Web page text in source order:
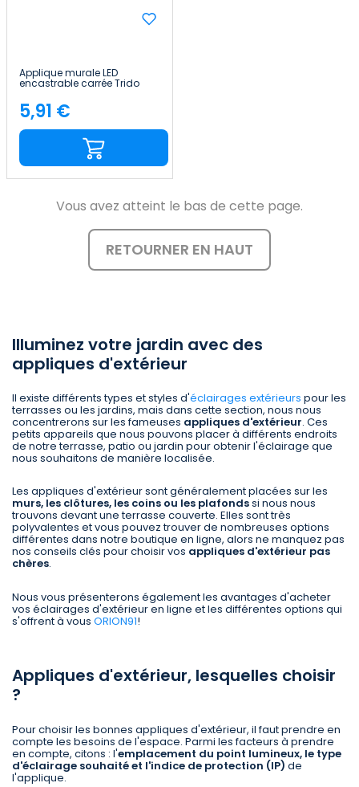
Applique murale LED
encastrable carrée Trido
8.5x8.5x5.3cm 4 000 K Noir
25 000 h SECOM
Price
5,91 €
Vous avez atteint le bas de cette page.
RETOURNER EN HAUT
Illuminez votre jardin avec des
appliques d'extérieur
Il existe différents types et styles d'éclairages extérieurs pour les
terrasses ou les jardins, mais dans cette section, nous nous
concentrerons sur les fameuses appliques d'extérieur. Ces
petits appareils que nous pouvons placer à différents endroits
de notre terrasse, patio ou jardin pour obtenir l'éclairage que
nous souhaitons de manière localisée.
Les appliques d'extérieur sont généralement placées sur les
murs, les clôtures, les coins ou les plafondssi nous nous
trouvons devant une terrasse couverte. Elles sont très
polyvalentes et vous pouvez trouver de nombreuses options
différentes dans notre boutique en ligne, alors ne manquez pas
nos conseils clés pour choisir vos appliques d'extérieur pas
chères.
Nous vous présenterons également les avantages d'acheter
vos éclairages d'extérieur en ligne et les différentes options qui
s'offrent à vous ORION91!
Appliques d'extérieur, lesquelles choisir
?
Pour choisir les bonnes appliques d'extérieur, il faut prendre en
compte les besoins de l'espace. Parmi les facteurs à prendre
en compte, citons : l'emplacement du point lumineux, le type
d'éclairage souhaité et l'indice de protection (IP) de
l'applique.